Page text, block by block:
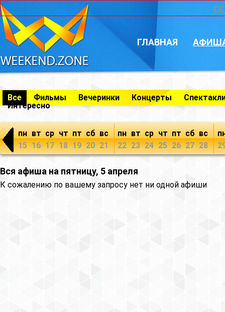
ГЛАВНАЯ
Все Фильмы Вечеринки Концерты
Интересно
пн
15
вт
16
ср
17
чт
18
пт
19
сб
20
вс
21
пн
22
вт
23
ср
24
чт
25
пт
26
сб
27
вс
28
Вся афиша на пятницу, 5 апреля
К сожалению по вашему запросу нет ни одной афиши